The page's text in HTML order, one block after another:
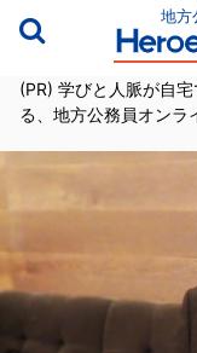
地方
(PR) 学びと人脈が自
る、地方公務員オンラ